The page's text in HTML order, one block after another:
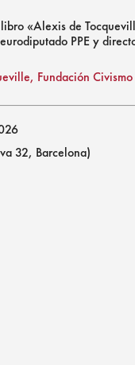
«Alexis de
eurodiputado PPE y
Fundación
32, Barcelona)